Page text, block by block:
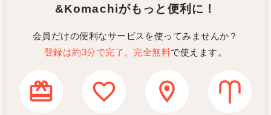
&Komachiがもっと便利に！
会員だけの便利なサービスを使ってみませんか？
登録は約3分で完了。完全無料で使えます。